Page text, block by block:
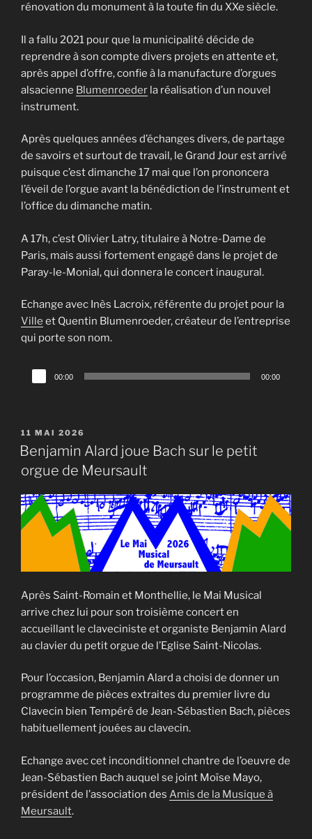
rénovation du monument à la toute fin du XXe siècle.
Il a fallu 2021 pour que la municipalité décide de
reprendre à son compte divers projets en attente et,
après appel d’offre, confie à la manufacture d’orgues
alsacienne Blumenroeder la réalisation d’un nouvel
instrument.
Après quelques années d’échanges divers, de partage
de savoirs et surtout de travail, le Grand Jour est arrivé
puisque c’est dimanche 17 mai que l’on prononcera
l’éveil de l’orgue avant la bénédiction de l’instrument et
l’office du dimanche matin.
A 17h, c’est Olivier Latry, titulaire à Notre-Dame de
Paris, mais aussi fortement engagé dans le projet de
Paray-le-Monial, qui donnera le concert inaugural.
Echange avec Inès Lacroix, référente du projet pour la
Ville et Quentin Blumenroeder, créateur de l’entreprise
qui porte son nom.
Lecteur
audio
00:00 00:00
PUBLIÉ
LE
11 MAI 2026
Benjamin Alard joue Bach sur le petit
orgue de Meursault
Après Saint-Romain et Monthellie, le Mai Musical
arrive chez lui pour son troisième concert en
accueillant le claveciniste et organiste Benjamin Alard
au clavier du petit orgue de l’Eglise Saint-Nicolas.
Pour l’occasion, Benjamin Alard a choisi de donner un
programme de pièces extraites du premier livre du
Clavecin bien Tempéré de Jean-Sébastien Bach, pièces
habituellement jouées au clavecin.
Echange avec cet inconditionnel chantre de l’oeuvre de
Jean-Sébastien Bach auquel se joint Moïse Mayo,
président de l’association des Amis de la Musique à
Meursault.